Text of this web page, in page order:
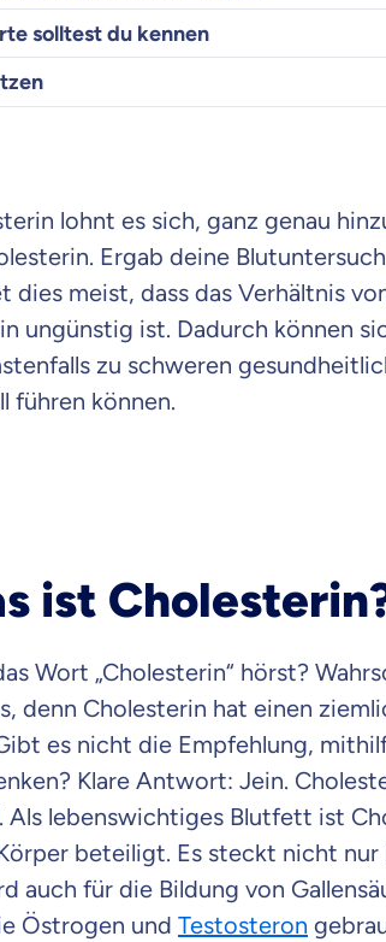
solltest du kennen
lohnt es sich, ganz genau
Ergab deine
meist, dass das Verhältnis
ungünstig ist. Dadurch können
zu schweren
führen können.
ist
Wort „Cholesterin“ hörst?
denn Cholesterin hat einen
es nicht die Empfehlung,
Klare Antwort: Jein.
Als lebenswichtiges Blutfett ist
beteiligt. Es steckt nicht nur
auch für die Bildung von
Östrogen und Testosteron
ist, dass du